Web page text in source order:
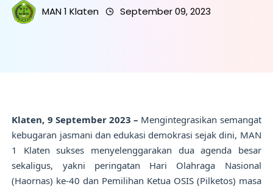
MAN 1 Klaten September 09, 2023
Klaten, 9 September 2023 – Mengintegrasikan semangat
kebugaran jasmani dan edukasi demokrasi sejak dini, MAN
1 Klaten sukses menyelenggarakan dua agenda besar
sekaligus, yakni peringatan Hari Olahraga Nasional
(Haornas) ke-40 dan Pemilihan Ketua OSIS (Pilketos) masa